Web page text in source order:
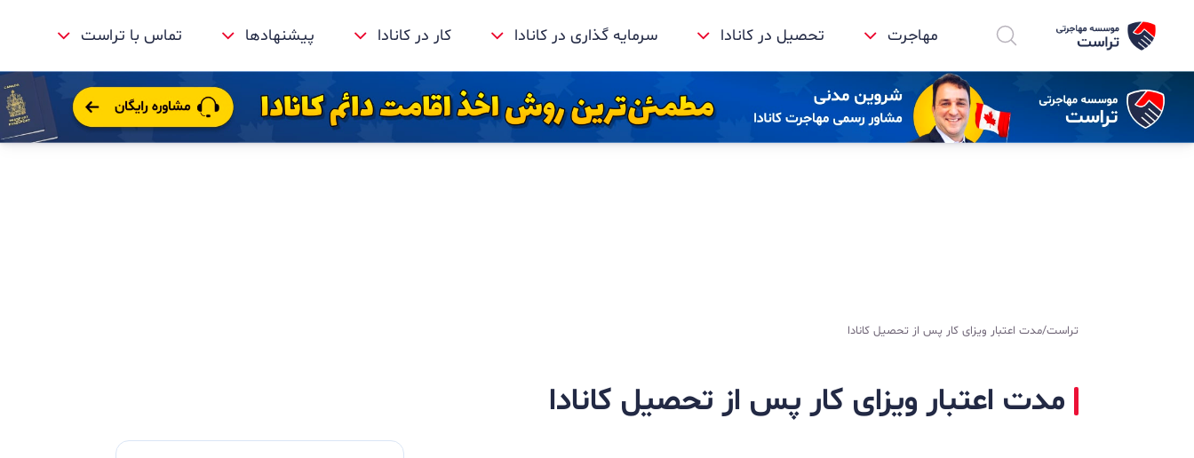
مهاجرت تحصیل در کانادا سرمایه گذاری در کانادا کار در کانادا پیشنهادها تماس با تراست
تراست/مدت اعتبار ویزای کار پس از تحصیل کانادا
مدت اعتبار ویزای کار پس از تحصیل کانادا